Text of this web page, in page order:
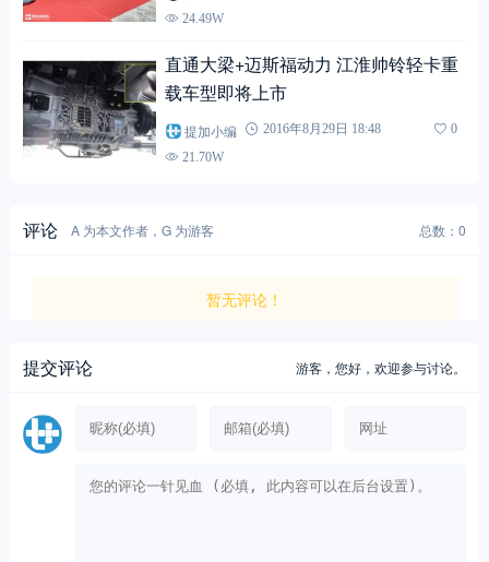
24.49W
直通大梁+迈斯福动力 江淮帅铃轻卡重
载车型即将上市
提加小编 2016年8月29日 18:48
0
21.70W
评论 A 为本文作者，G 为游客 总数：0
暂无评论！
提交评论 游客，您好，欢迎参与讨论。